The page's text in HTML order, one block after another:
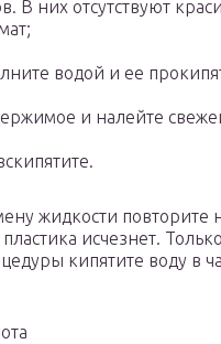
В них отсутствуют
водой и ее
и налейте
жидкости повторите
исчезнет.
кипятите воду в